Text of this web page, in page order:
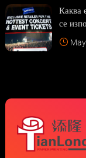
Каква
се